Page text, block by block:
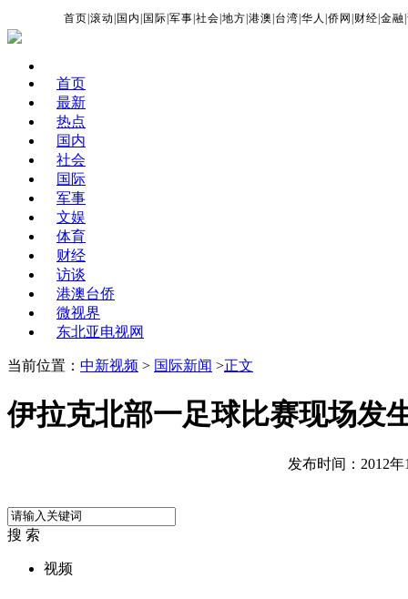
首页 |滚动 国内 国际 |军事 |社会 |地方 |港澳 台湾 |华人 |侨网 财经 |金融 |
首页
最新
热点
国内
社会
国际
军事
文娱
体育
财经
访谈
港澳台侨
微视界
东北亚电视网
当前位置： 中新视频 > 国际新闻 >正文
伊拉克北部一足球比赛现场发
发布时间：2012年
搜 索
视频